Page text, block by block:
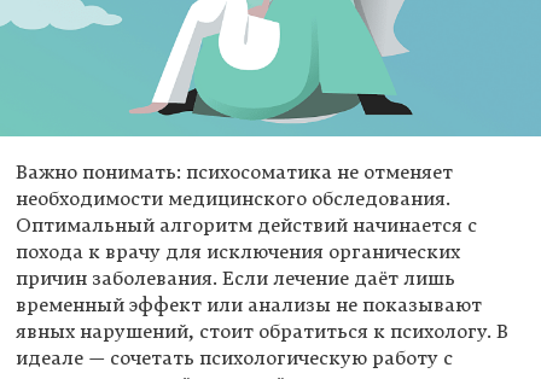
Важно понимать: психосоматика не отменяет
необходимости медицинского обследования.
Оптимальный алгоритм действий начинается с
похода к врачу для исключения органических
причин заболевания. Если лечение даёт лишь
временный эффект или анализы не показывают
явных нарушений, стоит обратиться к психологу. В
идеале — сочетать психологическую работу с